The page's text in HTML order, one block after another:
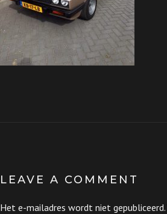
LEAVE A COMMENT
Het e-mailadres wordt niet gepubliceerd.